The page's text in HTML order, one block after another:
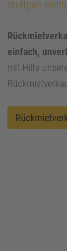
Stuttgart
einfach,
mit Hilfe